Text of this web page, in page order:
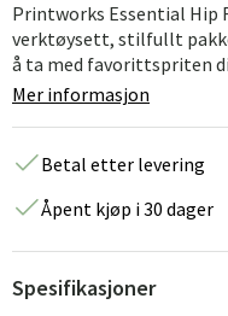
Printworks Essential Hip
verktøysett, stilfullt
å ta med favorittspriten
Mer informasjon
Betal etter levering
Åpent kjøp i 30 dager
Spesifikasjoner